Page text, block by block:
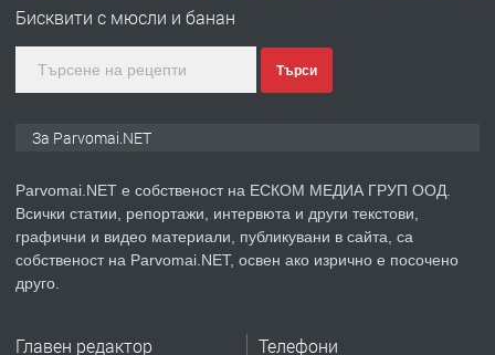
преди 1 година
ПРЕДЛАГА Уроци по Математика
Бисквити с мюсли и банан
Търси
За Parvomai.NET
Parvomai.NET е собственост на ЕСКОМ МЕДИА ГРУП ООД.
Всички статии, репортажи, интервюта и други текстови,
графични и видео материали, публикувани в сайта, са
собственост на Parvomai.NET, освен ако изрично е посочено
друго.
Главен редактор Телефони